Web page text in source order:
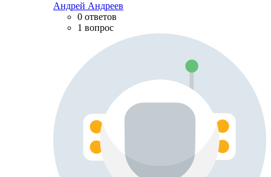
Андрей Андреев
0 ответов
1 вопрос